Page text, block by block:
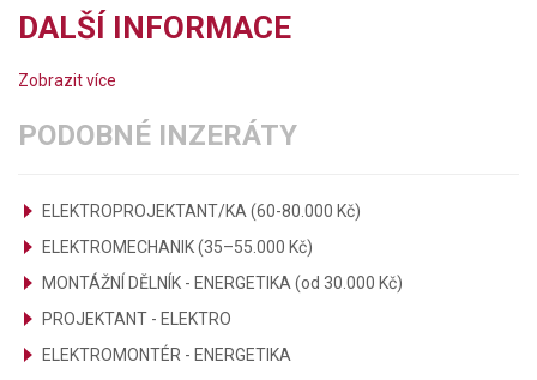
DALŠÍ INFORMACE
Zobrazit více
PODOBNÉ INZERÁTY
ELEKTROPROJEKTANT/KA (60-80.000 Kč)
ELEKTROMECHANIK (35–55.000 Kč)
MONTÁŽNÍ DĚLNÍK - ENERGETIKA (od 30.000 Kč)
PROJEKTANT - ELEKTRO
ELEKTROMONTÉR - ENERGETIKA